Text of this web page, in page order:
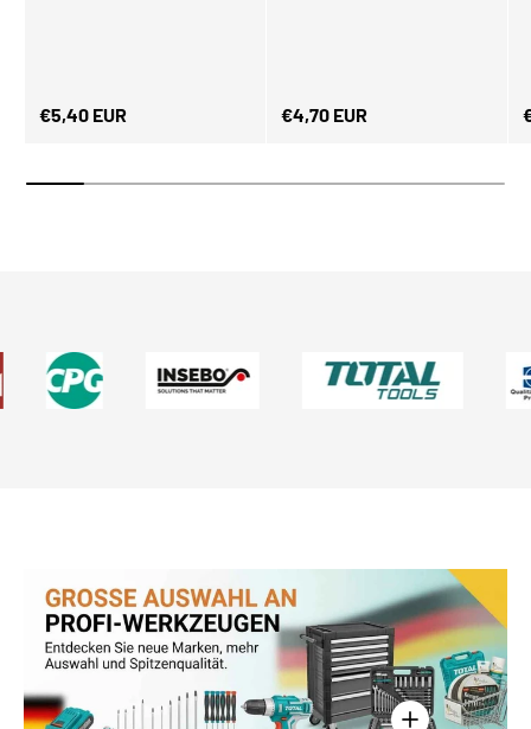
Normaler Preis
€5,40 EUR Normaler Preis
€4,70 EUR
Einzelheiten